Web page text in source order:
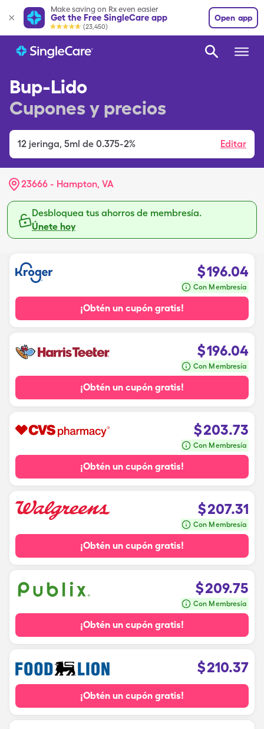
Make saving on Rx even easier
Get the Free SingleCare app
(23,450)
Open app
Bup-Lido
Cupones y precios
12 jeringa, 5ml de 0.375-2% Editar
23666 - Hampton, VA
Desbloquea tus ahorros de membresía.
Únete hoy
$196.04
Con Membresía
¡Obtén un cupón gratis!
$196.04
Con Membresía
¡Obtén un cupón gratis!
$203.73
Con Membresía
¡Obtén un cupón gratis!
$207.31
Con Membresía
¡Obtén un cupón gratis!
$209.75
Con Membresía
¡Obtén un cupón gratis!
$210.37
¡Obtén un cupón gratis!